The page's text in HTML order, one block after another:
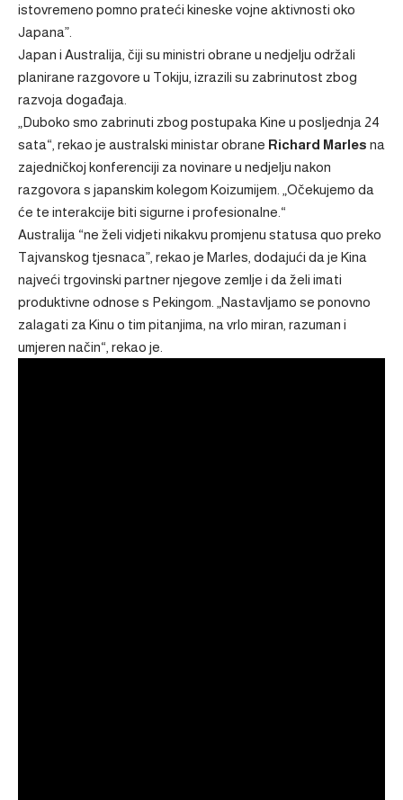
istovremeno pomno prateći kineske vojne aktivnosti oko
Japana”.
Japan i Australija, čiji su ministri obrane u nedjelju održali
planirane razgovore u Tokiju, izrazili su zabrinutost zbog
razvoja događaja.
„Duboko smo zabrinuti zbog postupaka Kine u posljednja 24
sata“, rekao je australski ministar obrane Richard Marles na
zajedničkoj konferenciji za novinare u nedjelju nakon
razgovora s japanskim kolegom Koizumijem. „Očekujemo da
će te interakcije biti sigurne i profesionalne.“
Australija “ne želi vidjeti nikakvu promjenu statusa quo preko
Tajvanskog tjesnaca”, rekao je Marles, dodajući da je Kina
najveći trgovinski partner njegove zemlje i da želi imati
produktivne odnose s Pekingom. „Nastavljamo se ponovno
zalagati za Kinu o tim pitanjima, na vrlo miran, razuman i
umjeren način“, rekao je.